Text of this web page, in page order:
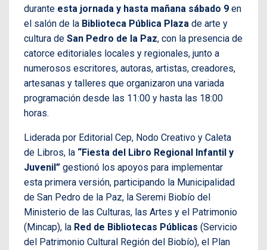
durante esta jornada y hasta mañana sábado 9 en
el salón de la Biblioteca Pública Plaza de arte y
cultura de San Pedro de la Paz, con la presencia de
catorce editoriales locales y regionales, junto a
numerosos escritores, autoras, artistas, creadores,
artesanas y talleres que organizaron una variada
programación desde las 11:00 y hasta las 18:00
horas.
Liderada por Editorial Cep, Nodo Creativo y Caleta
de Libros, la “Fiesta del Libro Regional Infantil y
Juvenil” gestionó los apoyos para implementar
esta primera versión, participando la Municipalidad
de San Pedro de la Paz, la Seremi Biobío del
Ministerio de las Culturas, las Artes y el Patrimonio
(Mincap), la Red de Bibliotecas Públicas (Servicio
del Patrimonio Cultural Región del Biobío), el Plan